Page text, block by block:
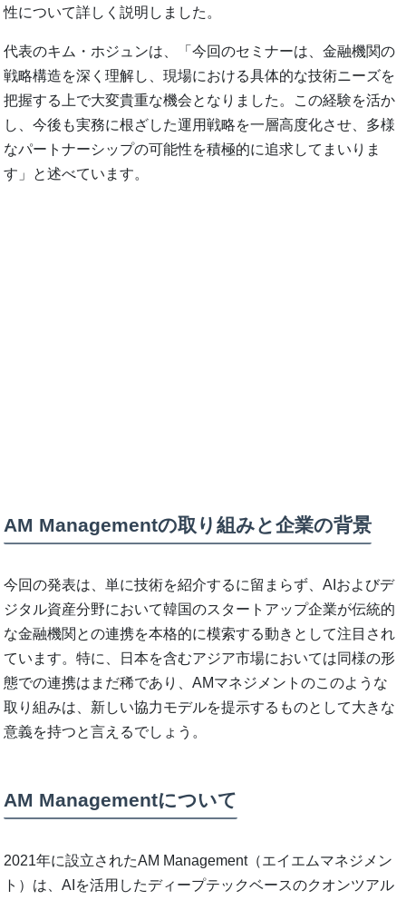
性について詳しく説明しました。
代表のキム・ホジュンは、「今回のセミナーは、金融機関の
戦略構造を深く理解し、現場における具体的な技術ニーズを
把握する上で大変貴重な機会となりました。この経験を活か
し、今後も実務に根ざした運用戦略を一層高度化させ、多様
なパートナーシップの可能性を積極的に追求してまいりま
す」と述べています。
AM Managementの取り組みと企業の背景
今回の発表は、単に技術を紹介するに留まらず、AIおよびデ
ジタル資産分野において韓国のスタートアップ企業が伝統的
な金融機関との連携を本格的に模索する動きとして注目され
ています。特に、日本を含むアジア市場においては同様の形
態での連携はまだ稀であり、AMマネジメントのこのような
取り組みは、新しい協力モデルを提示するものとして大きな
意義を持つと言えるでしょう。
AM Managementについて
2021年に設立されたAM Management（エイエムマネジメン
ト）は、AIを活用したディープテックベースのクオンツアル